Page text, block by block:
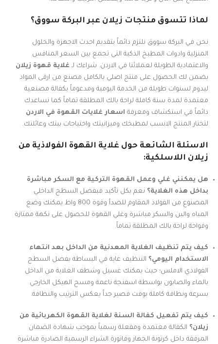
لماذا تتسوق منتجات زيلان عبر البركة سووق؟
نحن في البركة سووق نلتزم دائماً بتقديم احدث الاجهزة والحلول
المنزلية وادوات المطبخ الذكية التي تجمع بين السعر المنافس
والاعتمادية الطويلة لعملائنا في الاردن. شراءك لـ غلاية قهوة زيلان
يضمن لك الحصول على منتج اصلي بالكامل مصنع من ارقى المواد
ليدوم لسنوات طويلة من الخدمة اليومية ومدعوماً بكفالة مصنعية
معتمدة لمدة سنة كاملة لراحة بالك المطلقة تماماً كما نساعدك
دائماً في استكشاف ومعرفة اسعار غلايات القهوة في الاردن
لتختار المنتج الانسب لمطبخك وميزانيتك واحتياجات بيتك وعائلتك.
الاسئلة الشائعة حول غلاية القهوة الفولاذية من
زيلان اللاسلكية:
هل يمكنني غلي وعمل القهوة التركية مع السكر مباشرة
بداخل هذه الغلاية؟ نعم بكل تأكيد فبفضل السطح الداخلي
المصنوع من الفولاذ المقاوم للصدأ وقوة 800 واط يمكنك وضع
المياه والبن والسكر مباشرة وغلي القهوة للحصول على نكهة ممتازة
وفواحة لراحة بالك المطلقة تماماً.
كيف يتم تنظيف الغلاية المعدنية من الداخل بعد انتهاء
الاستخدام اليومي؟ التنظيف غاية في البساطة بفضل السطح
الفولاذي الاملس؛ حيث يمكنك غسيل وشطف الغلاية من الداخل
بالماء والصابون بواسطة اسفنجة ناعمة ومسح الهيكل الخارجي
بسرعة ونظافة كاملة بوقت قصير جداً يعكس الترتيب والنظافة.
كيف يتم تفعيل كفالة السنة لغلاية القهوة الكهربائية من
زيلان؟ الكفالة معتمدة ومفعلة رسمياً بموجب شهادة الضمان
المرفقة داخل كرتونة الجهاز وفاتورة الشراء الرسمية الصادرة مباشرة